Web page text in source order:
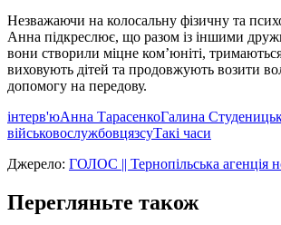
Незважаючи на колосальну фізичну та
Анна підкреслює, що разом із іншими
вони створили міцне ком’юніті,
виховують дітей та продовжують возити
допомогу на передову.
інтерв'юАнна ТарасенкоГалина
військовослужбовцязсуТакі часи
Джерело: ГОЛОС || Тернопільська агенція
Перегляньте також